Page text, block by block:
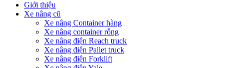
Giới thiệu
Xe nâng cũ
Xe nâng Container hàng
Xe nâng container rỗng
Xe nâng điện Reach truck
Xe nâng điện Pallet truck
Xe nâng điện Forklift